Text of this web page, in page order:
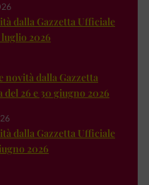
dalla Gazzetta Ufficiale
2026
novità dalla Gazzetta
26 e 30 giugno 2026
dalla Gazzetta Ufficiale
2026